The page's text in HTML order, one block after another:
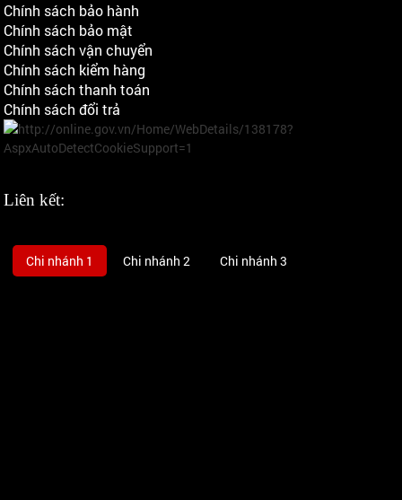
Chính sách bảo hành
Chính sách bảo mật
Chính sách vận chuyển
Chính sách kiểm hàng
Chính sách thanh toán
Chính sách đổi trả
Liên kết:
Chi nhánh 1 Chi nhánh 2 Chi nhánh 3